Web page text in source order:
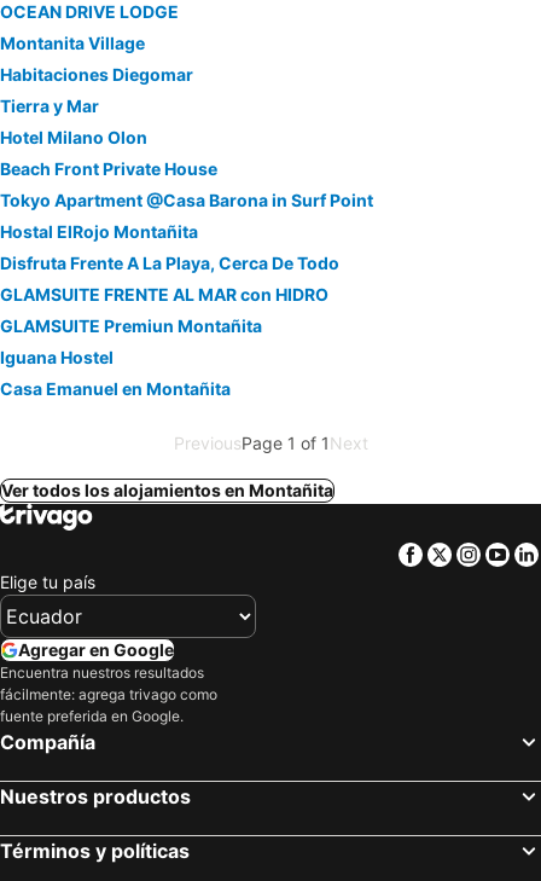
OCEAN DRIVE LODGE
Montanita Village
Habitaciones Diegomar
Tierra y Mar
Hotel Milano Olon
Beach Front Private House
Tokyo Apartment @Casa Barona in Surf Point
Hostal ElRojo Montañita
Disfruta Frente A La Playa, Cerca De Todo
GLAMSUITE FRENTE AL MAR con HIDRO
GLAMSUITE Premiun Montañita
Iguana Hostel
Casa Emanuel en Montañita
PreviousPage 1 of 1Next
Ver todos los alojamientos en Montañita
Facebook
Twitter
Elige tu país
Agregar en Google
Encuentra nuestros resultados
fácilmente: agrega trivago como
fuente preferida en Google.
Compañía
Nuestros productos
Términos y políticas